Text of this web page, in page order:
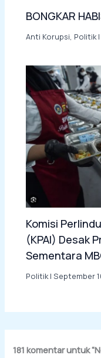
BONGKAR
Anti Korupsi Politik
Komisi
(KPAI) Desak
Sementara
Politik|September
181 komentar untuk